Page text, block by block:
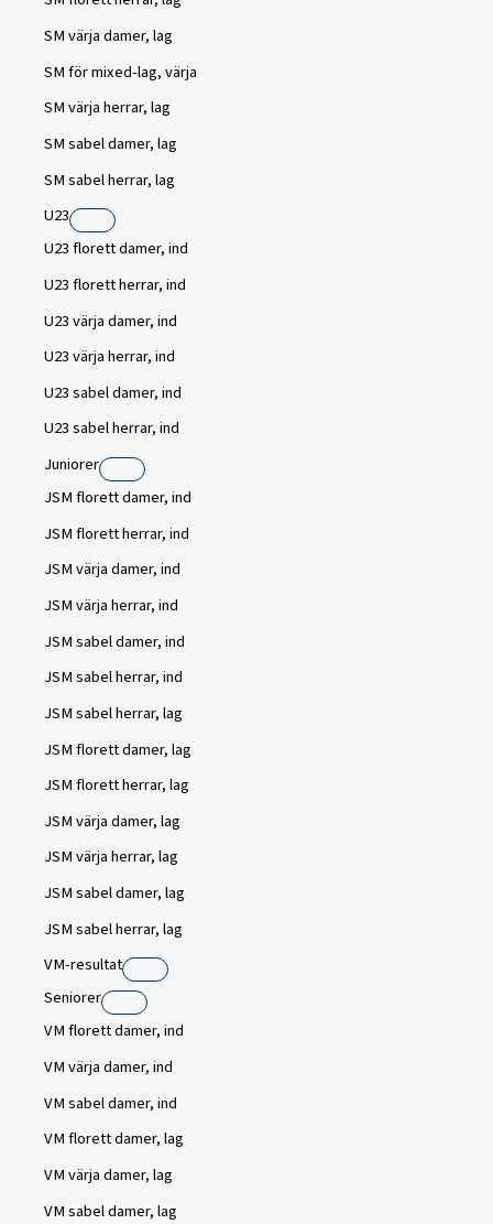
SM värja damer, lag
SM för mixed-lag, värja
SM värja herrar, lag
SM sabel damer, lag
SM sabel herrar, lag
U23
U23 florett damer, ind
U23 florett herrar, ind
U23 värja damer, ind
U23 värja herrar, ind
U23 sabel damer, ind
U23 sabel herrar, ind
Juniorer
JSM florett damer, ind
JSM florett herrar, ind
JSM värja damer, ind
JSM värja herrar, ind
JSM sabel damer, ind
JSM sabel herrar, ind
JSM sabel herrar, lag
JSM florett damer, lag
JSM florett herrar, lag
JSM värja damer, lag
JSM värja herrar, lag
JSM sabel damer, lag
JSM sabel herrar, lag
VM-resultat
Seniorer
VM florett damer, ind
VM värja damer, ind
VM sabel damer, ind
VM florett damer, lag
VM värja damer, lag
VM sabel damer, lag